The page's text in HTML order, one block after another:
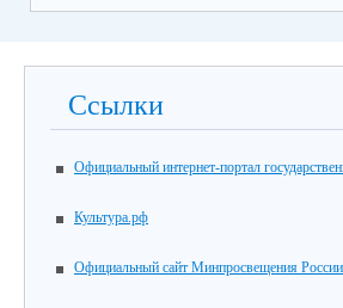
Ссылки
Официальный интернет-портал
Культура.рф
Официальный сайт Минпросвещения России